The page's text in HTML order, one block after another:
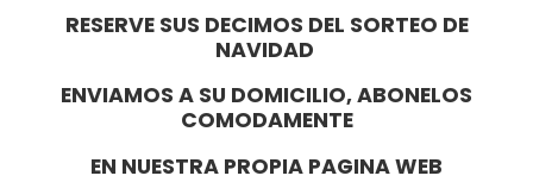
RESERVE SUS DECIMOS DEL SORTEO DE
NAVIDAD
ENVIAMOS A SU DOMICILIO, ABONELOS
COMODAMENTE
EN NUESTRA PROPIA PAGINA WEB